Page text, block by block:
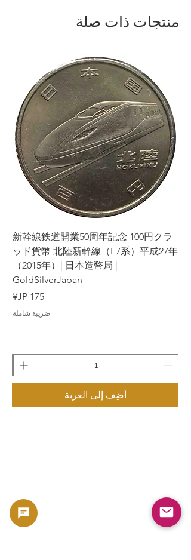
منتجات ذات صلة
新幹線鉄道開業50周年記念 100円クラ
ッド貨幣 北陸新幹線（E7系）平成27年
（2015年）| 日本造幣局 |
GoldSilverJapan
السعر
ضريبة شاملة
أضِف إلى العربة